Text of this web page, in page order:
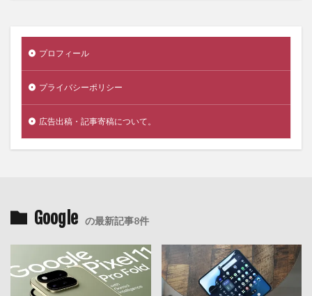
プロフィール
プライバシーポリシー
広告出稿・記事寄稿について。
Google の最新記事8件